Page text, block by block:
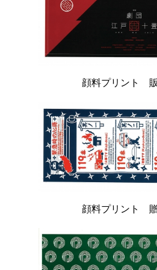
顔料プリント
顔料プリント